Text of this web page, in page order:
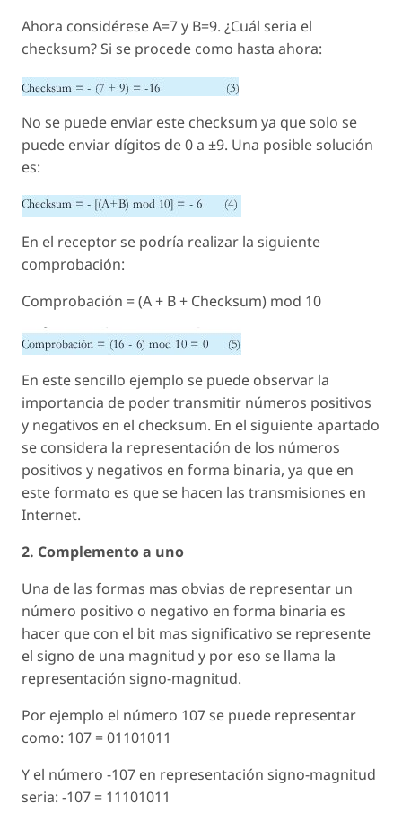
Ahora considérese A=7 y B=9. ¿Cuál seria el
checksum? Si se procede como hasta ahora:
No se puede enviar este checksum ya que solo se
puede enviar dígitos de 0 a ±9. Una posible solución
es:
En el receptor se podría realizar la siguiente
comprobación:
Comprobación = (A + B + Checksum) mod 10
En este sencillo ejemplo se puede observar la
importancia de poder transmitir números positivos
y negativos en el checksum. En el siguiente apartado
se considera la representación de los números
positivos y negativos en forma binaria, ya que en
este formato es que se hacen las transmisiones en
Internet.
2. Complemento a uno
Una de las formas mas obvias de representar un
número positivo o negativo en forma binaria es
hacer que con el bit mas significativo se represente
el signo de una magnitud y por eso se llama la
representación signo-magnitud.
Por ejemplo el número 107 se puede representar
como: 107 = 01101011
Y el número -107 en representación signo-magnitud
seria: -107 = 11101011